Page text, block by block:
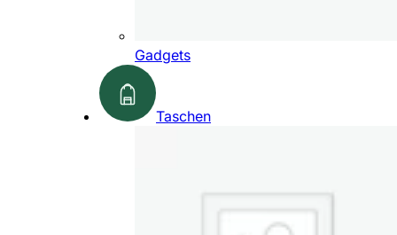
Gadgets
Taschen